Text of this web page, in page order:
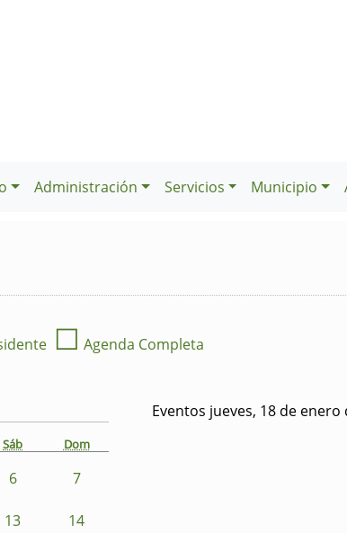
Administración Servicios Municipio
☐ Agenda Completa
Sáb Dom
6 7
13 14
Eventos jueves, 18 de enero